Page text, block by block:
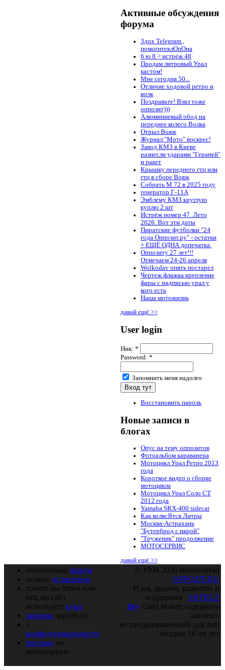
Активные обсуждения
форума
Здох Telegram ,
помогитеклОпОна
6 ю 8 = истрёж 48
Продам литровый Урал
кастом!
Мне сегодня 50...
Отличие ходовой ретро и
волк
Поздравьте! Взял тоже
оппозит)))
Алюминиевый обод на
переднее колесо Волка
Отрыл Вояж
Журнал "Мото" воскрес!
Завод КМЗ в Киеве
разнесли ударами "Гераней"
и ракет
Крышку переднего гтц или
гтц в сборе Вояж
Собрать М 72 в 2025 году
генератор Г-11А
Эмблему КМЗ круглую
куплю 2 шт
Истрёж номер 47. Лето
2026. Вот эти даты
Пиратские футболки "24
года Оппозит.ру" - остатки
+ ЕЩЁ ОДНА допечатка.
Оппозиту 27 лет!!!
Отмечаем 24-26 апреля
Wolkodav опять постарел
Чертеж флажка крепление
фары с надписью урал у
кого есть
Наша мотожизнь
давай ещё >>
User login
Ник: *
Password: *
Запомнить меня надолго
Восстановить пароль
Новые записи в
блогах
Опус на тему оппозитов
Фотоальбом караванера
Мотоцикл Урал Ретро 2013
года
Короткое видео о сборке
мотоцикла
Мотоцикл Урал Соло СТ
2012 года
Yamaha SRX-400 sidecar
Как колясЯтся Литры
Москва-Астрахань
"Бутерброд с икрой"
"Труженик" продолжение
МОТОСЕРВИС
давай ещё >>
оппозитный форум
полное оглавление
хотите вы этого или
нет, но сайт
использует куки
закрома oppozit.ru
о
конфиденциальности
реклама на
мотопортале
© 1999-2026 мотопортал
OPPOZIT.RU
Идея, дизайн, развитие и
поддержка : SHTRLZ
16+ Сайт может содержать
контент,
не предназначенный для лиц
младше 16-ти лет